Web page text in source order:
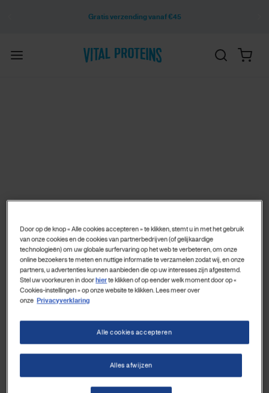
Gratis verzending vanaf €45
Door op de knop « Alle cookies accepteren » te klikken, stemt u in met het gebruik
van onze cookies en de cookies van partnerbedrijven (of gelijkaardige
technologieën) om uw globale surfervaring op het web te verbeteren, om onze
online bezoekers te meten en nuttige informatie te verzamelen zodat wij, en onze
partners, u advertenties kunnen aanbieden die op uw interesses zijn afgestemd.
Stel uw voorkeuren in doorhierte klikken of op eender welk moment door op «
Cookies-instellingen » op onze website te klikken. Lees meer over
onze Privacyverklaring
Alles afwijzen
Alle cookies accepteren